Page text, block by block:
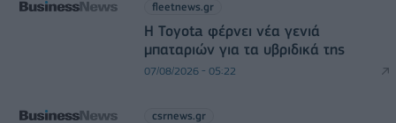
fleetnews.gr
Η Toyota φέρνει νέα γενιά
μπαταριών για τα υβριδικά της
07/08/2026 - 05:22
csrnews.gr